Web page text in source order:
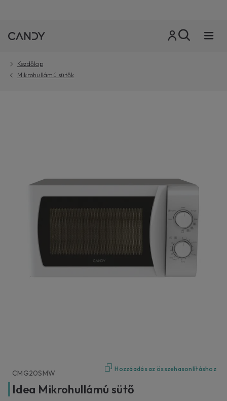
Kezdőlap
Mikrohullámú sütők
Hozzáadás az összehasonlításhoz
CMG20SMW
Idea Mikrohullámú sütő